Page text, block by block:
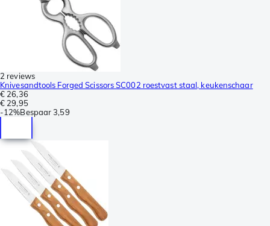
2 reviews
Knivesandtools Forged Scissors SC002 roestvast staal, keukenschaar
€ 26,36
€ 29,95
-12%Bespaar 3,59